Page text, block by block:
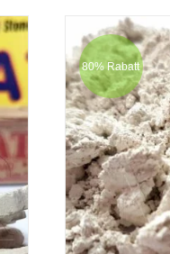
80% Rabatt